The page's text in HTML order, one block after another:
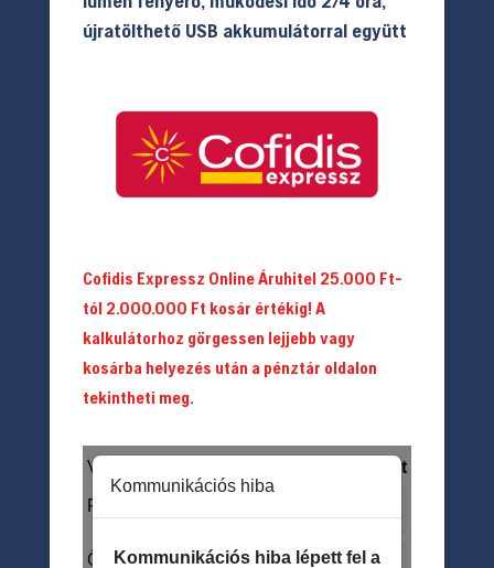
újratölthető USB akkumulátorral együtt
Cofidis Expressz Online Áruhitel 25.000 Ft-
tól 2.000.000 Ft kosár értékig! A
kalkulátorhoz görgessen lejjebb vagy
kosárba helyezés után a pénztár oldalon
tekintheti meg.